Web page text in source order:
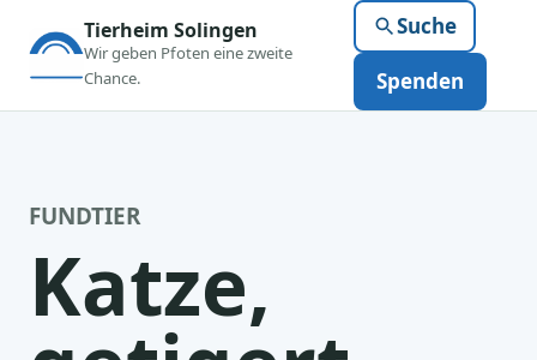
Tierheim Solingen
Wir geben Pfoten eine zweite
Chance.
Suche
Spenden
FUNDTIER
Katze,